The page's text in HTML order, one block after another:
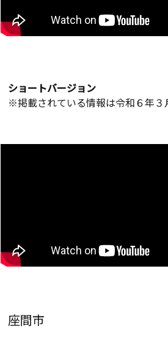
ショートバージョン
※掲載されている情報は令和６年３
座間市